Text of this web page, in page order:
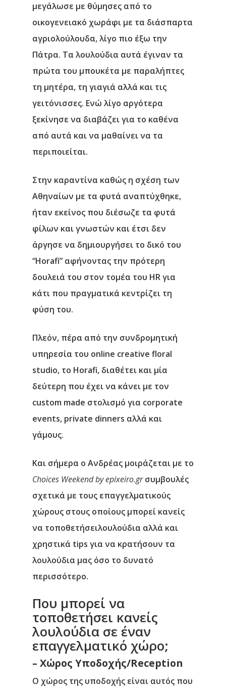
μεγάλωσε με θύμησες από το
οικογενειακό χωράφι με τα διάσπαρτα
αγριολούλουδα, λίγο πιο έξω την
Πάτρα. Τα λουλούδια αυτά έγιναν τα
πρώτα του μπουκέτα με παραλήπτες
τη μητέρα, τη γιαγιά αλλά και τις
γειτόνισσες. Ενώ λίγο αργότερα
ξεκίνησε να διαβάζει για το καθένα
από αυτά και να μαθαίνει να τα
περιποιείται.
Στην καραντίνα καθώς η σχέση των
Αθηναίων με τα φυτά αναπτύχθηκε,
ήταν εκείνος που διέσωζε τα φυτά
φίλων και γνωστών και έτσι δεν
άργησε να δημιουργήσει το δικό του
“Horafi” αφήνοντας την πρότερη
δουλειά του στον τομέα του HR για
κάτι που πραγματικά κεντρίζει τη
φύση του.
Πλεόν, πέρα από την συνδρομητική
υπηρεσία του online creative floral
studio, το Horafi, διαθέτει και μία
δεύτερη που έχει να κάνει με τον
custom made στολισμό για corporate
events, private dinners αλλά και
γάμους.
Και σήμερα ο Ανδρέας μοιράζεται με το
Choices Weekend by epixeiro.grσυμβουλές
σχετικά με τους επαγγελματικούς
χώρους στους οποίους μπορεί κανείς
να τοποθετήσειλουλούδια αλλά και
χρηστικά tips για να κρατήσουν τα
λουλούδια μας όσο το δυνατό
περισσότερο.
Που μπορεί να
τοποθετήσει κανείς
λουλούδια σε έναν
επαγγελματικό χώρο;
– Χώρος Υποδοχής/Reception
Ο χώρος της υποδοχής είναι αυτός που